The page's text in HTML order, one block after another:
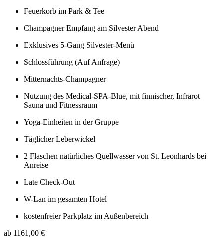
Feuerkorb im Park & Tee
Champagner Empfang am Silvester Abend
Exklusives 5-Gang Silvester-Menü
Schlossführung (Auf Anfrage)
Mitternachts-Champagner
Nutzung des Medical-SPA-Blue, mit finnischer, Infrarot
Sauna und Fitnessraum
Yoga-Einheiten in der Gruppe
Täglicher Leberwickel
2 Flaschen natürliches Quellwasser von St. Leonhards bei
Anreise
Late Check-Out
W-Lan im gesamten Hotel
kostenfreier Parkplatz im Außenbereich
ab 1161,00 €